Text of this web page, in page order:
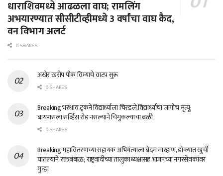
धाराशिवमध्ये आढळला वाघ; रामलिंग
अभयारण्यात सीसीटीव्हीमध्ये 3 वर्षांचा वाघ कैद,
वन विभाग अलर्ट
0 SHARES
अखेर खरीप पीक विम्याचे वाटप सुरू
0 SHARES
Breaking भरधाव ट्रकने विद्यार्थ्याला चिरडले,विद्यार्थ्याचा जागीच मृत्यू;
बायपासला सर्व्हिस रोड नसल्याने चिमुकल्याचा बळी
0 SHARES
Breaking महावितरणच्या सहायक अभियंत्याला बेदम मारहाण, डोक्यात खुर्ची
घातल्याने रक्तबंबाळ; राष्ट्रवादीच्या तालुकाध्यक्षासह भाजपच्या नगरसेवकांवर
गुन्हा